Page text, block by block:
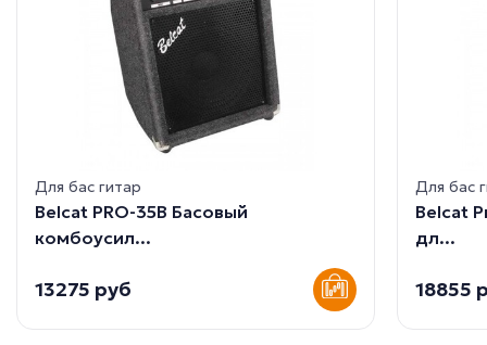
Для бас гитар
Belcat PRO-35B Басовый
комбоусил...
13275 руб
Для бас
Belcat
дл...
18855